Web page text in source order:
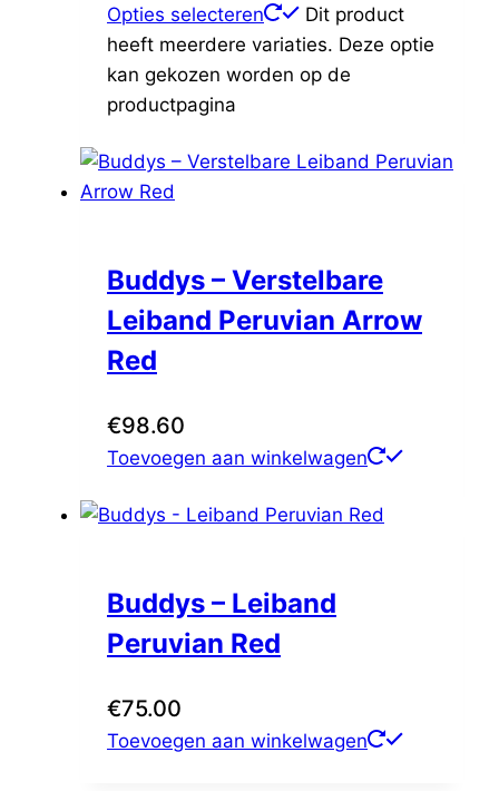
Opties selecteren
Dit product
heeft meerdere variaties. Deze optie
kan gekozen worden op de
productpagina
Buddys – Verstelbare
Leiband Peruvian Arrow
Red
€98.60
Toevoegen aan winkelwagen
Buddys – Leiband
Peruvian Red
€75.00
Toevoegen aan winkelwagen